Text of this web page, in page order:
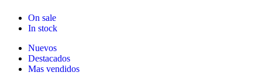
On sale
In stock
Nuevos
Destacados
Mas vendidos